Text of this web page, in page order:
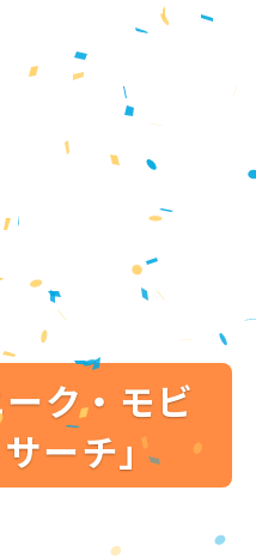
ク・モビ
ーチ」